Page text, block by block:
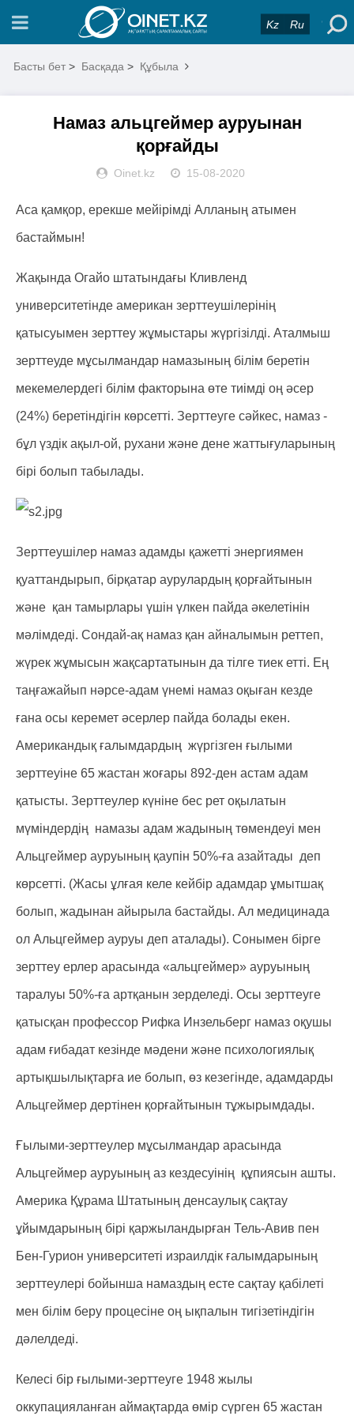
Kz Ru
Басты бет > Басқада > Құбыла
Намаз альцгеймер ауруынан
қорғайды
Oinet.kz 15-08-2020
Аса қамқор, ерекше мейірімді Алланың атымен
бастаймын!
Жақында Огайо штатындағы Кливленд
университетінде американ зерттеушілерінің
қатысуымен зерттеу жұмыстары жүргізілді. Аталмыш
зерттеуде мұсылмандар намазының білім беретін
мекемелердегі білім факторына өте тиімді оң әсер
(24%) беретіндігін көрсетті. Зерттеуге сәйкес, намаз -
бұл үздік ақыл-ой, рухани және дене жаттығуларының
бірі болып табылады.
Зерттеушілер намаз адамды қажетті энергиямен
қуаттандырып, бірқатар аурулардың қорғайтынын
және қан тамырлары үшін үлкен пайда әкелетінін
мәлімдеді. Сондай-ақ намаз қан айналымын реттеп,
жүрек жұмысын жақсартатынын да тілге тиек етті. Ең
таңғажайып нәрсе-адам үнемі намаз оқыған кезде
ғана осы керемет әсерлер пайда болады екен.
Американдық ғалымдардың жүргізген ғылыми
зерттеуіне 65 жастан жоғары 892-ден астам адам
қатысты. Зерттеулер күніне бес рет оқылатын
мүміндердің намазы адам жадының төмендеуі мен
Альцгеймер ауруының қаупін 50%-ға азайтады деп
көрсетті. (Жасы ұлғая келе кейбір адамдар ұмытшақ
болып, жадынан айырыла бастайды. Ал медицинада
ол Альцгеймер ауруы деп аталады). Сонымен бірге
зерттеу ерлер арасында «альцгеймер» ауруының
таралуы 50%-ға артқанын зерделеді. Осы зерттеуге
қатысқан профессор Рифка Инзельберг намаз оқушы
адам ғибадат кезінде мәдени және психологиялық
артықшылықтарға ие болып, өз кезегінде, адамдарды
Альцгеймер дертінен қорғайтынын тұжырымдады.
Ғылыми-зерттеулер мұсылмандар арасында
Альцгеймер ауруының аз кездесуінің құпиясын ашты.
Америка Құрама Штатының денсаулық сақтау
ұйымдарының бірі қаржыландырған Тель-Авив пен
Бен-Гурион университеті израилдік ғалымдарының
зерттеулері бойынша намаздың есте сақтау қабілеті
мен білім беру процесіне оң ықпалын тигізетіндігін
дәлелдеді.
Келесі бір ғылыми-зерттеуге 1948 жылы
оккупацияланған аймақтарда өмір сүрген 65 жастан